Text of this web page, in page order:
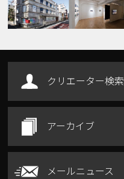
クリエーター検索
アーカイブ
メールニュース